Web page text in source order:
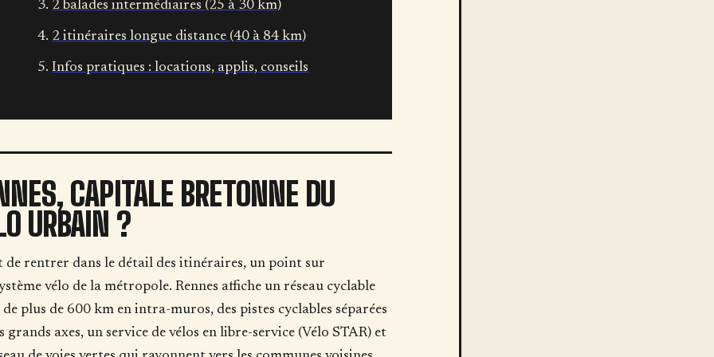
2 balades intermédiaires (25 à 30 km)
2 itinéraires longue distance (40 à 84 km)
Infos pratiques : locations, applis, conseils
CAPITALE BRETONNE DU
URBAIN ?
de rentrer dans le détail des itinéraires, un point sur
vélo de la métropole. Rennes affiche un réseau cyclable
de plus de 600 km en intra-muros, des pistes cyclables séparées
grands axes, un service de vélos en libre-service (Vélo STAR) et